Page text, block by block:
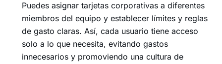
Puedes asignar tarjetas corporativas a diferentes
miembros del equipo y establecer límites y reglas
de gasto claras. Así, cada usuario tiene acceso
solo a lo que necesita, evitando gastos
innecesarios y promoviendo una cultura de